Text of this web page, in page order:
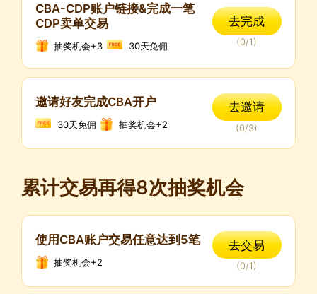
CBA-CDP账户链接&完成一笔
CDP卖单交易
抽奖机会+3 30天免佣
去完成
(0/1)
邀请好友完成CBA开户
30天免佣 抽奖机会+2
去邀请
(0/3)
累计交易再得8次抽奖机会
使用CBA账户交易任意达到5笔
抽奖机会+2
去交易
(0/1)